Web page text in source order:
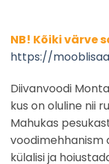
NB! Kõiki värve
https://
Diivanvoodi
kus on oluline nii
Mahukas
voodimehhanism
külalisi ja